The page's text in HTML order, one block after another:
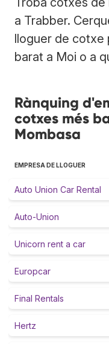
a Trabber.
lloguer de cotxe
barat a Moi o a
Rànquing
cotxes més
Mombasa
EMPRESA DE LLOGUER
Auto Union Car Rental
Auto-Union
Unicorn rent a car
Europcar
Final Rentals
Hertz